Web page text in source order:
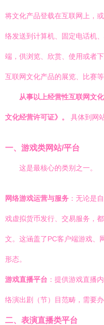
将文化产品登载在互联网上，
络发送到计算机、固定电话机
端，供浏览、欣赏、使用或者
互联网文化产品的展览、比赛等
从事以上经营性互联网文
文化经营许可证》。 具体到网
一、游戏类网站/平台
这是最核心的类别之一。
网络游戏运营与服务 ：无论是
戏虚拟货币发行、交易服务，
文。这涵盖了PC客户端游戏、
形态。
游戏直播平台 ：提供游戏直播
络演出剧（节）目范畴，需要办
二、表演直播类平台